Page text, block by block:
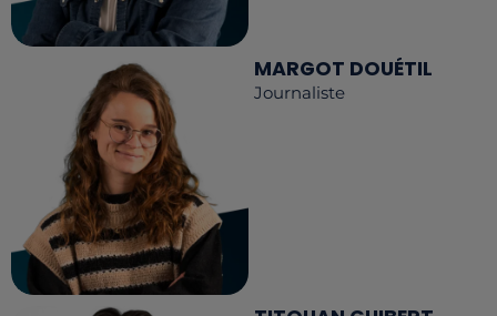
MARGOT DOUÉTIL
Journaliste